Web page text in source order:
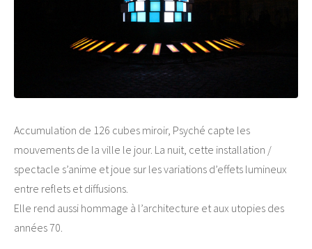
Accumulation de 126 cubes miroir, Psyché capte les
mouvements de la ville le jour. La nuit, cette installation /
spectacle s’anime et joue sur les variations d’effets lumineux
entre reflets et diffusions.
Elle rend aussi hommage à l’architecture et aux utopies des
années 70.